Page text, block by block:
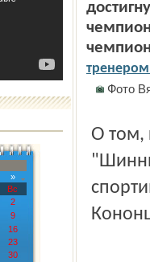
»
Вс
2
9
16
23
30
Фото
О том, как Олег ДОЛМАТОВ собирался работать в